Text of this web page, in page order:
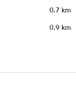
0.7 km
0.9 km